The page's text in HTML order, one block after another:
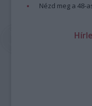
Nézd meg a 48-